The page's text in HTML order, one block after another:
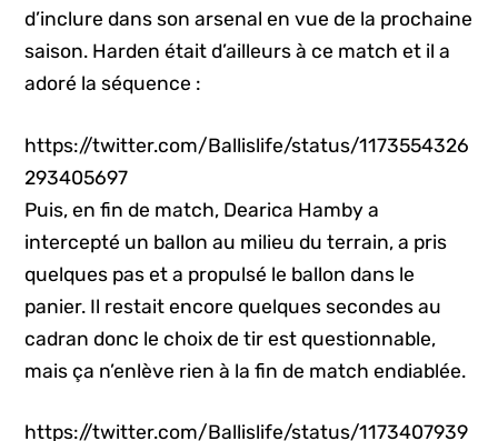
d’inclure dans son arsenal en vue de la prochaine
saison. Harden était d’ailleurs à ce match et il a
adoré la séquence :
https://twitter.com/Ballislife/status/1173554326
293405697
Puis, en fin de match, Dearica Hamby a
intercepté un ballon au milieu du terrain, a pris
quelques pas et a propulsé le ballon dans le
panier. Il restait encore quelques secondes au
cadran donc le choix de tir est questionnable,
mais ça n’enlève rien à la fin de match endiablée.
https://twitter.com/Ballislife/status/1173407939